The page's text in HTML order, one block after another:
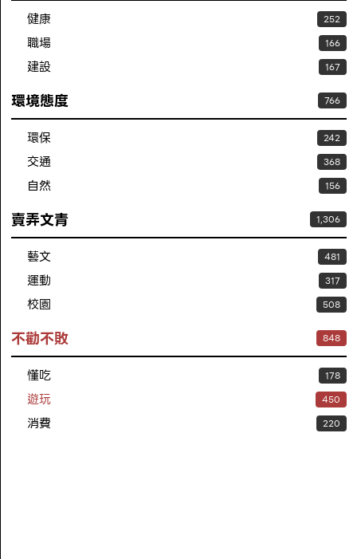
健康 252
職場 166
建設 167
環境態度 766
環保 242
交通 368
自然 156
賣弄文青 1,306
藝文 481
運動 317
校園 508
不勸不敗 848
懂吃 178
遊玩 450
消費 220